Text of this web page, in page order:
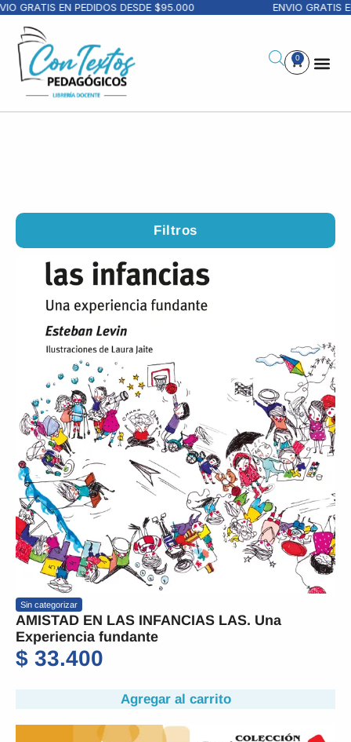
EN PEDIDOS DESDE $95.000 ENVIO GRATIS EN
0
Filtros
Sin categorizar
AMISTAD EN LAS INFANCIAS LAS. Una
Experiencia fundante
$ 33.400
Agregar al carrito